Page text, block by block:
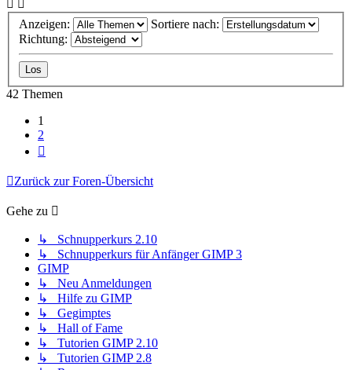
Anzeigen:
Sortiere nach:
Richtung:
42 Themen
1
2
Zurück zur Foren-Übersicht
Gehe zu
↳ Schnupperkurs 2.10
↳ Schnupperkurs für Anfänger GIMP 3
GIMP
↳ Neu Anmeldungen
↳ Hilfe zu GIMP
↳ Gegimptes
↳ Hall of Fame
↳ Tutorien GIMP 2.10
↳ Tutorien GIMP 2.8